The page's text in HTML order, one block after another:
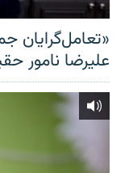
«تعامل‌گرایان
علیرضا نامور